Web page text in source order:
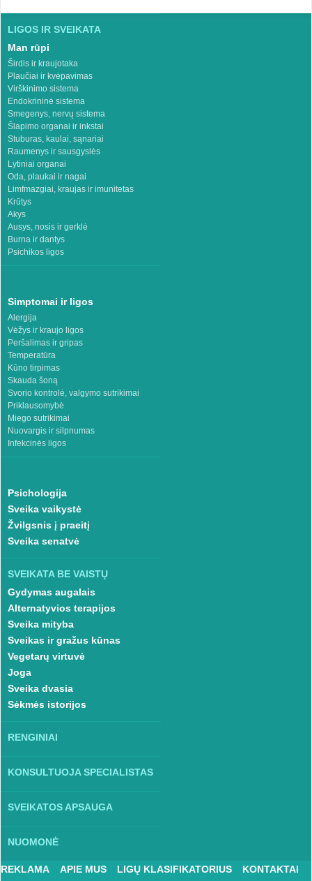
LIGOS IR SVEIKATA
Man rūpi
Širdis ir kraujotaka
Plaučiai ir kvėpavimas
Virškinimo sistema
Endokrininė sistema
Smegenys, nervų sistema
Šlapimo organai ir inkstai
Stuburas, kaulai, sąnariai
Raumenys ir sausgyslės
Lytiniai organai
Oda, plaukai ir nagai
Limfmazgiai, kraujas ir imunitetas
Krūtys
Akys
Ausys, nosis ir gerklė
Burna ir dantys
Psichikos ligos
Simptomai ir ligos
Alergija
Vėžys ir kraujo ligos
Peršalimas ir gripas
Temperatūra
Kūno tirpimas
Skauda šoną
Svorio kontrolė, valgymo sutrikimai
Priklausomybė
Miego sutrikimai
Nuovargis ir silpnumas
Infekcinės ligos
Psichologija
Sveika vaikystė
Žvilgsnis į praeitį
Sveika senatvė
SVEIKATA BE VAISTŲ
Gydymas augalais
Alternatyvios terapijos
Sveika mityba
Sveikas ir gražus kūnas
Vegetarų virtuvė
Joga
Sveika dvasia
Sėkmės istorijos
RENGINIAI
KONSULTUOJA SPECIALISTAS
SVEIKATOS APSAUGA
NUOMONĖ
REKLAMA APIE MUS LIGŲ KLASIFIKATORIUS
KONTAKTAI